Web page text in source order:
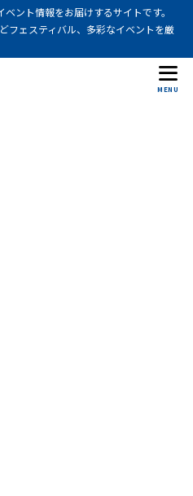
ベント情報をお届けするサイトです。
フェスティバル、多彩なイベントを厳
MENU